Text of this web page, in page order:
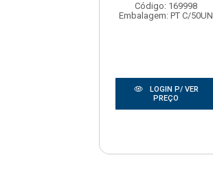
Código: 169998
Embalagem: PT C/50UN
LOGIN P/ VER
PREÇO